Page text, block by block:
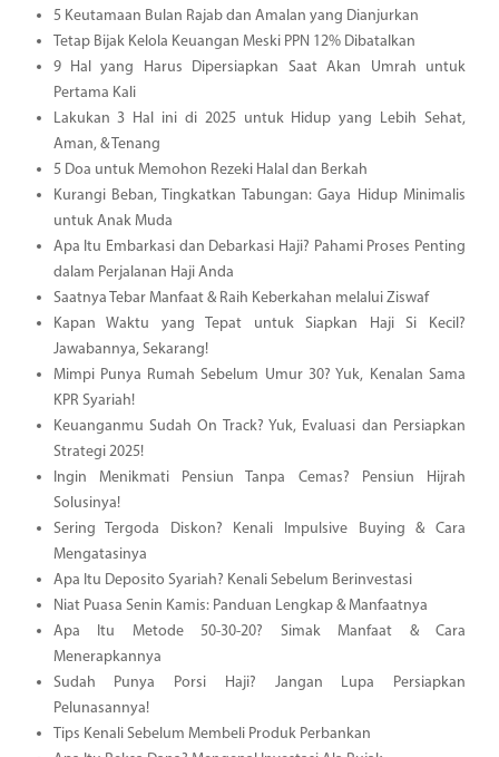
5 Keutamaan Bulan Rajab dan Amalan yang Dianjurkan
Tetap Bijak Kelola Keuangan Meski PPN 12% Dibatalkan
9 Hal yang Harus Dipersiapkan Saat Akan Umrah untuk
Pertama Kali
Lakukan 3 Hal ini di 2025 untuk Hidup yang Lebih Sehat,
Aman, & Tenang
5 Doa untuk Memohon Rezeki Halal dan Berkah
Kurangi Beban, Tingkatkan Tabungan: Gaya Hidup Minimalis
untuk Anak Muda
Apa Itu Embarkasi dan Debarkasi Haji? Pahami Proses Penting
dalam Perjalanan Haji Anda
Saatnya Tebar Manfaat & Raih Keberkahan melalui Ziswaf
Kapan Waktu yang Tepat untuk Siapkan Haji Si Kecil?
Jawabannya, Sekarang!
Mimpi Punya Rumah Sebelum Umur 30? Yuk, Kenalan Sama
KPR Syariah!
Keuanganmu Sudah On Track? Yuk, Evaluasi dan Persiapkan
Strategi 2025!
Ingin Menikmati Pensiun Tanpa Cemas? Pensiun Hijrah
Solusinya!
Sering Tergoda Diskon? Kenali Impulsive Buying & Cara
Mengatasinya
Apa Itu Deposito Syariah? Kenali Sebelum Berinvestasi
Niat Puasa Senin Kamis: Panduan Lengkap & Manfaatnya
Apa Itu Metode 50-30-20? Simak Manfaat & Cara
Menerapkannya
Sudah Punya Porsi Haji? Jangan Lupa Persiapkan
Pelunasannya!
Tips Kenali Sebelum Membeli Produk Perbankan